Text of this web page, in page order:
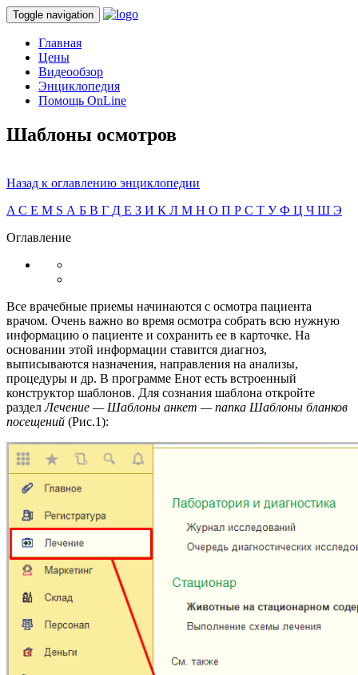
Toggle navigation
Главная
Цены
Видеообзор
Энциклопедия
Помощь OnLine
Шаблоны осмотров
Назад к оглавлению энциклопедии
A C E M S А Б В Г Д Е З И К Л М Н О П Р С Т УФ Ц Ч Ш Э
Оглавление
Все врачебные приемы начинаются с осмотра пациента
врачом. Очень важно во время осмотра собрать всю нужную
информацию о пациенте и сохранить ее в карточке. На
основании этой информации ставится диагноз,
выписываются назначения, направления на анализы,
процедуры и др. В программе Енот есть встроенный
конструктор шаблонов. Для сознания шаблона откройте
разделЛечение — Шаблоны анкет — папка Шаблоны бланков
посещений (Рис.1):